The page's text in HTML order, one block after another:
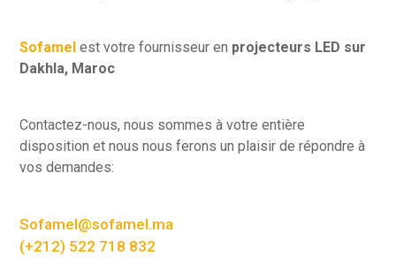
Sofamel est votre fournisseur en projecteurs LED sur
Dakhla, Maroc
Contactez-nous, nous sommes à votre entière
disposition et nous nous ferons un plaisir de répondre à
vos demandes:
Sofamel@sofamel.ma
(+212) 522 718 832